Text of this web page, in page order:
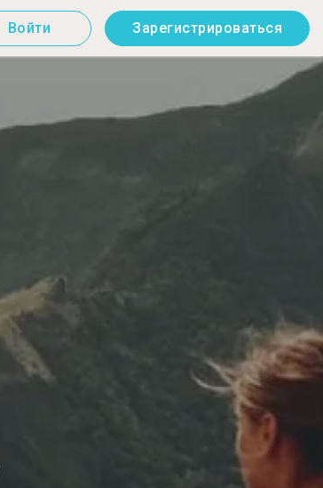
Войти Зарегистрироваться